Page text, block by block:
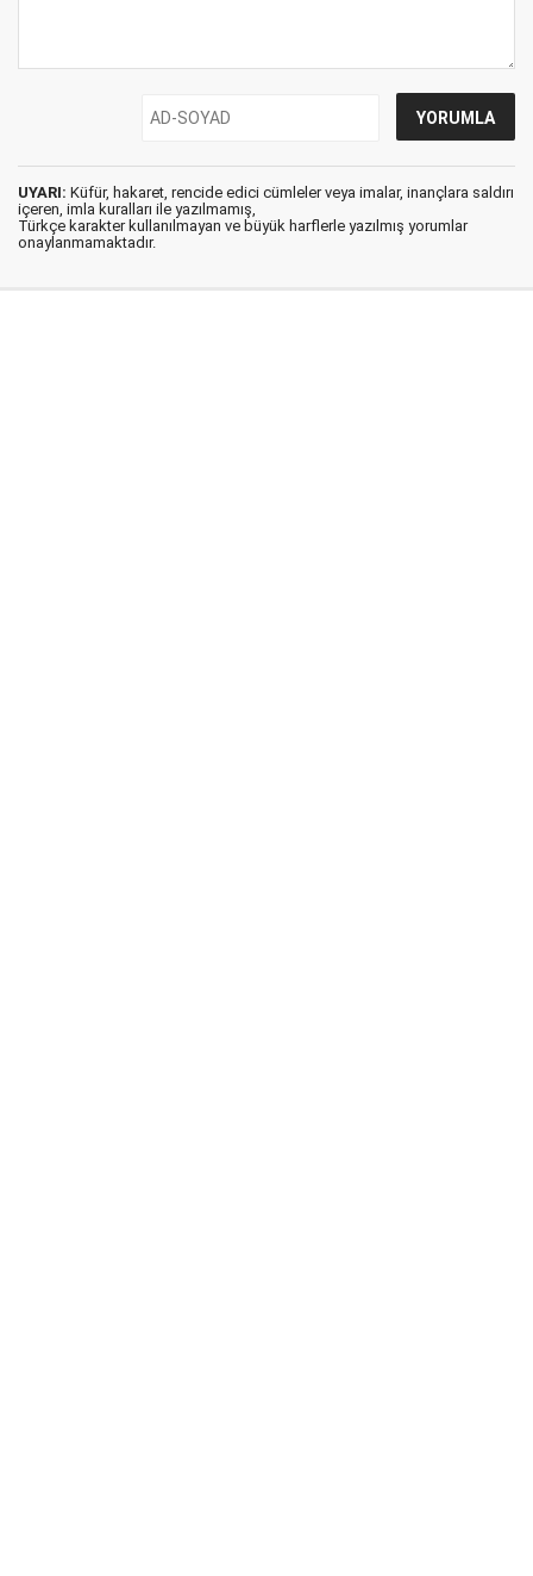
UYARI: Küfür, hakaret, rencide edici cümleler veya imalar, inançlara saldırı
içeren, imla kuralları ile yazılmamış,
Türkçe karakter kullanılmayan ve büyük harflerle yazılmış yorumlar
onaylanmamaktadır.